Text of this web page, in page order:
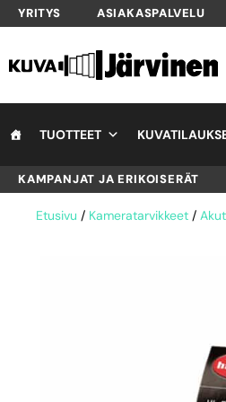
YRITYS ASIAKASPALVELU
TUOTTEET
KAMPANJAT JA ERIKOISERÄT
Etusivu / Kameratarvikkeet /